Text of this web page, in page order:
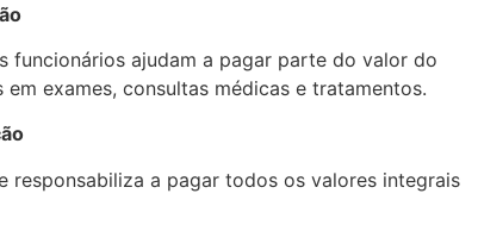
funcionários ajudam a pagar parte do valor do
exames, consultas médicas e tratamentos.
responsabiliza a pagar todos os valores integrais